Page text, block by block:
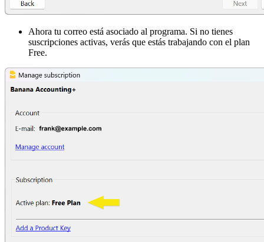
Ahora tu correo está asociado al programa. Si no tienes
suscripciones activas, verás que estás trabajando con el plan
Free.